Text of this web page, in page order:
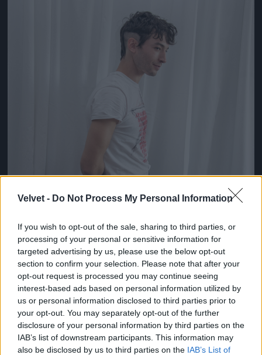
Velvet - Do Not Process My Personal Information
If you wish to opt-out of the sale, sharing to third parties, or
processing of your personal or sensitive information for
targeted advertising by us, please use the below opt-out
section to confirm your selection. Please note that after your
opt-out request is processed you may continue seeing
interest-based ads based on personal information utilized by
us or personal information disclosed to third parties prior to
your opt-out. You may separately opt-out of the further
disclosure of your personal information by third parties on the
IAB’s list of downstream participants. This information may
also be disclosed by us to third parties on the IAB’s List of
3. Legendás állatok sajtótájékoztató